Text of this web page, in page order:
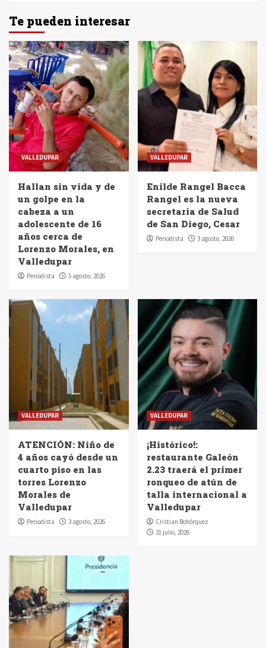
Te pueden interesar
VALLEDUPAR
Hallan sin vida y de
un golpe en la
cabeza a un
adolescente de 16
años cerca de
Lorenzo Morales, en
Valledupar
Periodista 5 agosto, 2026
VALLEDUPAR
Enilde Rangel Bacca
Rangel es la nueva
secretaria de Salud
de San Diego, Cesar
Periodista 3 agosto, 2026
VALLEDUPAR
ATENCIÓN: Niño de
4 años cayó desde un
cuarto piso en las
torres Lorenzo
Morales de
Valledupar
Periodista 3 agosto, 2026
VALLEDUPAR
¡Histórico!:
restaurante Galeón
2.23 traerá el primer
ronqueo de atún de
talla internacional a
Valledupar
Cristian Bohórquez
31 julio, 2026